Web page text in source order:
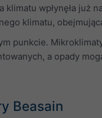
wpłynęła już
klimatu,
punkcie.
a opady
Beasain